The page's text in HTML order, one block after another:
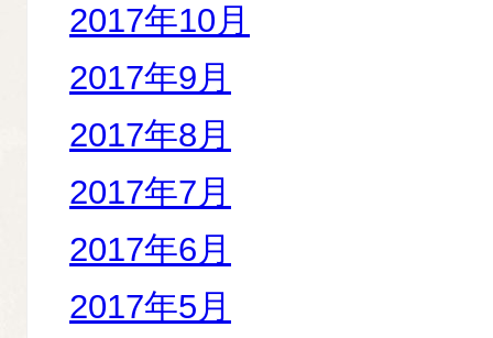
2017年10月
2017年9月
2017年8月
2017年7月
2017年6月
2017年5月